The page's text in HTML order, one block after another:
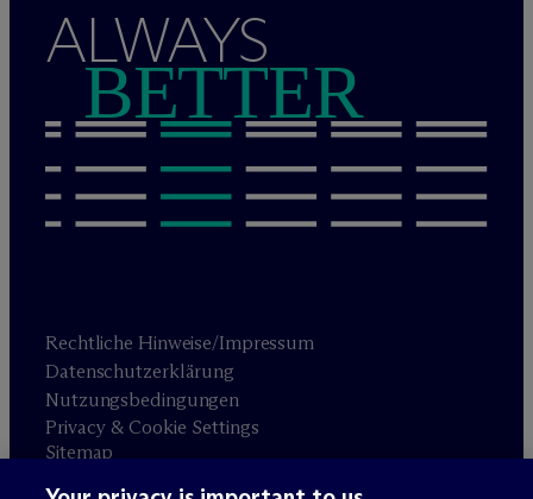
ALWAYS
BETTER
Rechtliche Hinweise/Impressum
Datenschutzerklärung
Nutzungsbedingungen
Privacy & Cookie Settings
Sitemap